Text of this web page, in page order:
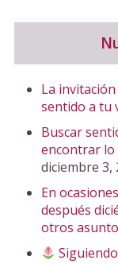
La
sentido a tu
Buscar
encontrar lo
diciembre 3,
En
después
otros